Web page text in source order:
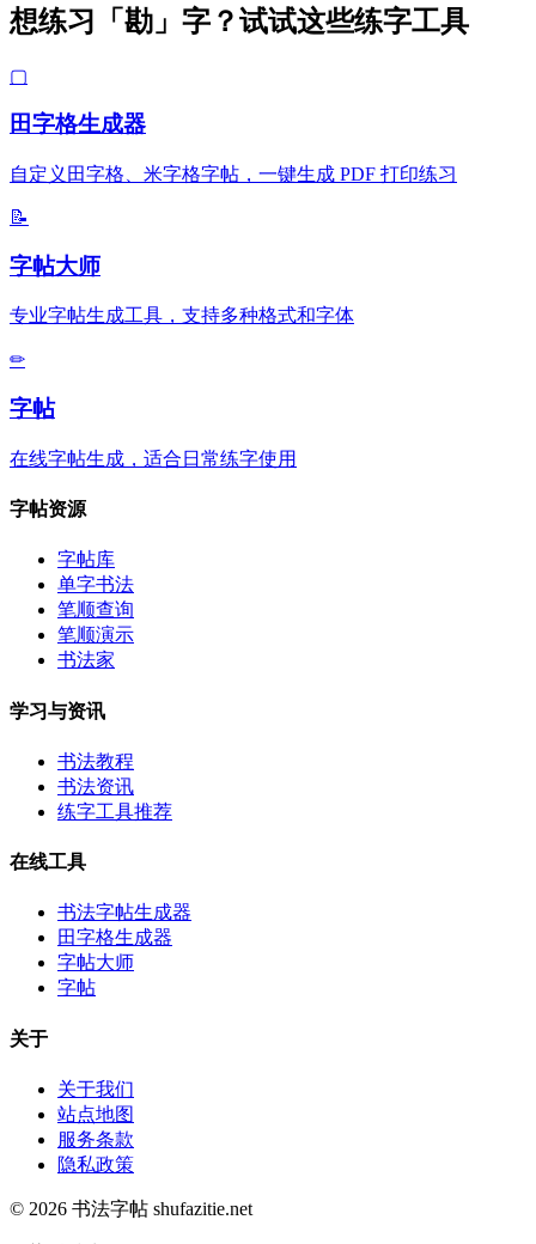
想练习「勘」字？试试这些练字工具
▢
田字格生成器
自定义田字格、米字格字帖，一键生成 PDF 打印练习
📝
字帖大师
专业字帖生成工具，支持多种格式和字体
✏
字帖
在线字帖生成，适合日常练字使用
字帖资源
字帖库
单字书法
笔顺查询
笔顺演示
书法家
学习与资讯
书法教程
书法资讯
练字工具推荐
在线工具
书法字帖生成器
田字格生成器
字帖大师
字帖
关于
关于我们
站点地图
服务条款
隐私政策
© 2026 书法字帖 shufazitie.net